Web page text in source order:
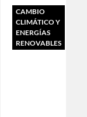
CAMBIO
CLIMÁTICO Y
ENERGÍAS
RENOVABLES